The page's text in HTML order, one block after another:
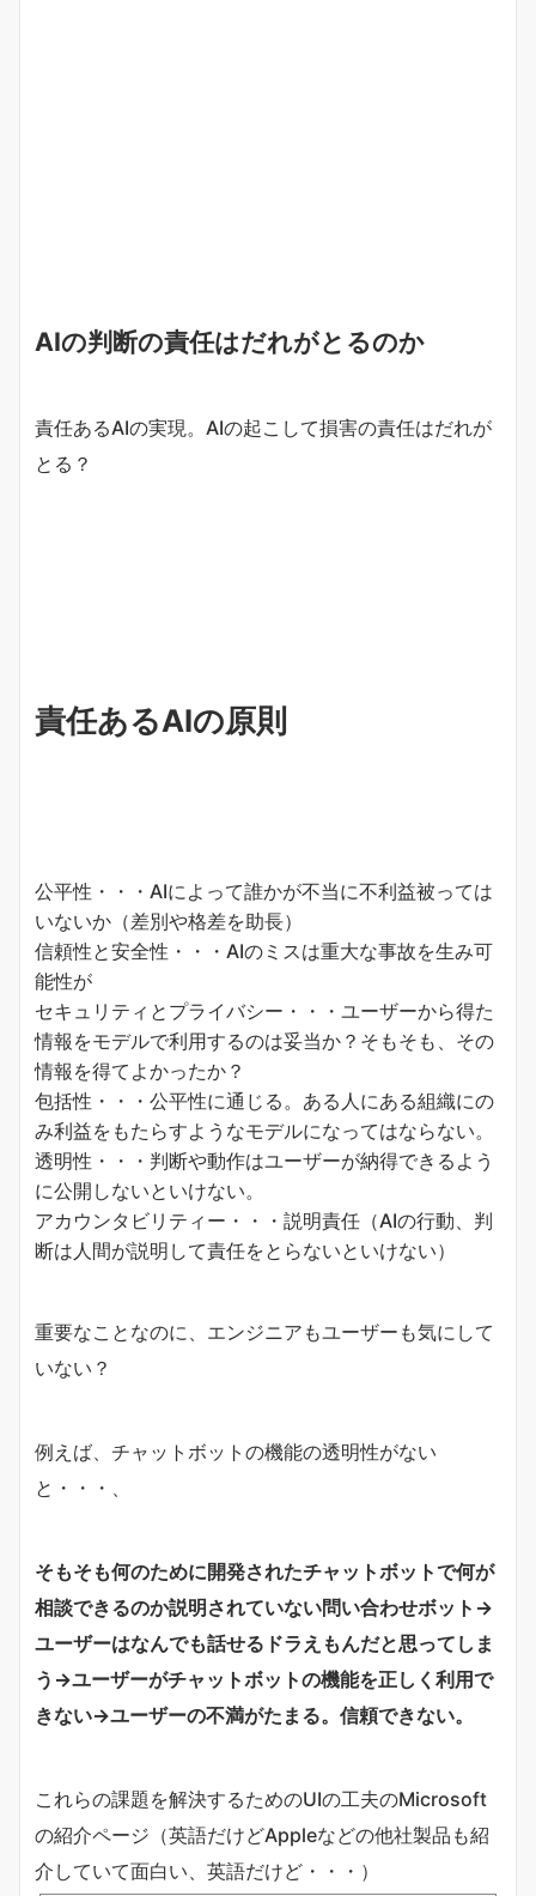
AIの判断の責任はだれがとるのか
責任あるAIの実現。AIの起こして損害の責任はだれが
とる？
責任あるAIの原則
公平性・・・AIによって誰かが不当に不利益被っては
いないか（差別や格差を助長）
信頼性と安全性・・・AIのミスは重大な事故を生み可
能性が
セキュリティとプライバシー・・・ユーザーから得た
情報をモデルで利用するのは妥当か？そもそも、その
情報を得てよかったか？
包括性・・・公平性に通じる。ある人にある組織にの
み利益をもたらすようなモデルになってはならない。
透明性・・・判断や動作はユーザーが納得できるよう
に公開しないといけない。
アカウンタビリティー・・・説明責任（AIの行動、判
断は人間が説明して責任をとらないといけない）
重要なことなのに、エンジニアもユーザーも気にして
いない？
例えば、チャットボットの機能の透明性がない
と・・・、
そもそも何のために開発されたチャットボットで何が
相談できるのか説明されていない問い合わせボット→
ユーザーはなんでも話せるドラえもんだと思ってしま
う→ユーザーがチャットボットの機能を正しく利用で
きない→ユーザーの不満がたまる。信頼できない。
これらの課題を解決するためのUIの工夫のMicrosoft
の紹介ページ（英語だけどAppleなどの他社製品も紹
介していて面白い、英語だけど・・・）